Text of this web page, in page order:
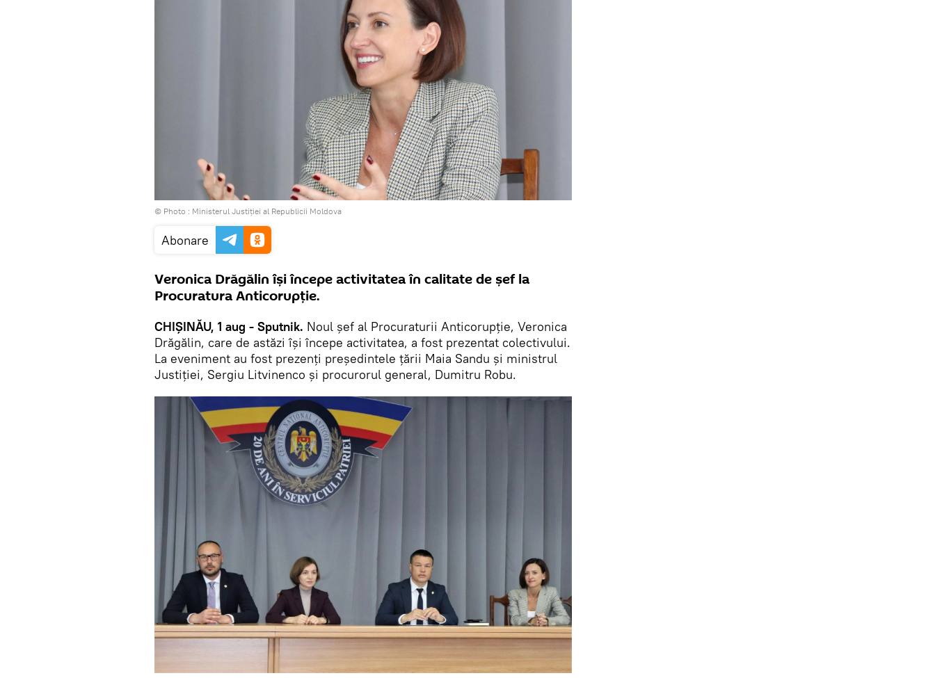
© Photo : Ministerul Justiţiei al Republicii Moldova
Abonare
Veronica Drăgălin își începe activitatea în calitate de șef la
Procuratura Anticorupție.
CHIȘINĂU, 1 aug - Sputnik. Noul șef al Procuraturii Anticorupție, Veronica
Drăgălin, care de astăzi își începe activitatea, a fost prezentat colectivului.
La eveniment au fost prezenți președintele țării Maia Sandu și ministrul
Justiției, Sergiu Litvinenco și procurorul general, Dumitru Robu.